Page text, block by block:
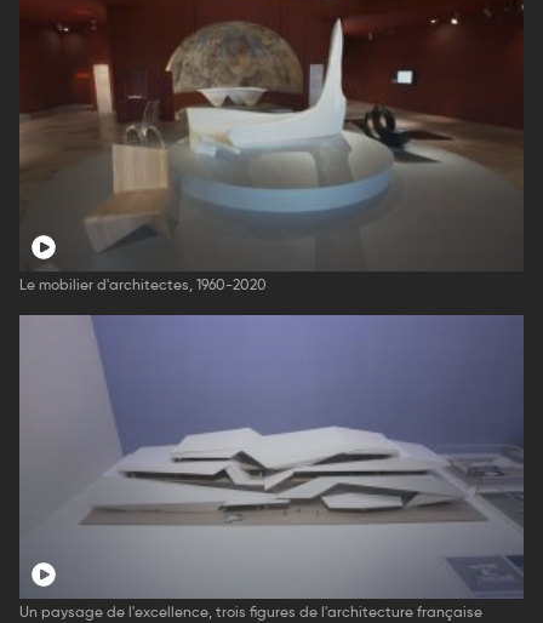
Le mobilier d'architectes, 1960-2020
Un paysage de l'excellence, trois figures de l'architecture française